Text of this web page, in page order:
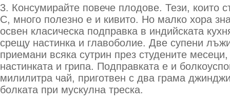
3. Консумирайте повече плодове. Тези, които
С, много полезно е и кивито. Но малко хора
освен класическа подправка в индийската
срещу настинка и главоболие. Две супени
приемани всяка сутрин през студените
настинката и грипа. Подправката е и
милилитра чай, приготвен с два грама
болката при мускулна треска.